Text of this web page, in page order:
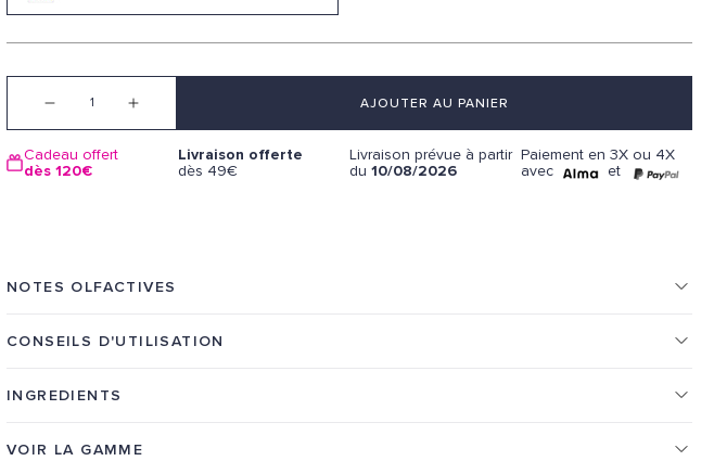
Quantité AJOUTER AU PANIER
Cadeau offert
dès 120€
Livraison offerte
dès 49€
Livraison prévue à partir
du 10/08/2026
Paiement en 3X ou 4X
avec
et
NOTES OLFACTIVES
CONSEILS D'UTILISATION
INGREDIENTS
VOIR LA GAMME